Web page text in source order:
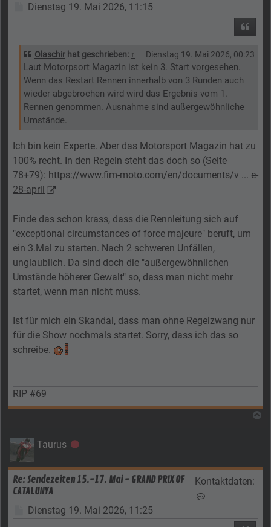
Beitrag
Dienstag 19. Mai 2026, 11:15
Olaschir hat geschrieben: ↑ Dienstag 19. Mai 2026, 00:23
Laut Motorpsort Magazin ist kein 3. Start vorgesehen.
Wenn das Restart Rennen innerhalb von 3 Runden auch
wieder abgebrochen wird wird das Ergebnis vom 1.
Rennen genommen. Ausnahme sind außergewöhnliche
Umstände.
Ich bin kein Experte. Aber das Motorsport Magazin hat zu
100% recht. In den Regeln steht das doch so (Seite
78+79): https://www.fim-moto.com/en/documents/v ... e-
28-april
Finde das schon krass, dass die Rennleitung sich auf
"exceptional circumstances of force majeure" beruft, um
ein 3.Mal zu starten. Nach 2 schweren Unfällen,
unglaublich. Da sind doch die "außergewöhnlichen
Umstände höherer Gewalt" so, dass man nicht mehr
startet, wenn man nicht muss.
Ist für mich ein Skandal, dass man ohne Regelzwang nur
für die Show nochmals startet. Sorry, dass ich das so
schreibe.
RIP #69
Taurus Offline
Re: Sendezeiten 15.-17. Mai - GRAND PRIX OF
CATALUNYA
Kontaktdaten:
Beitrag
Dienstag 19. Mai 2026, 11:25